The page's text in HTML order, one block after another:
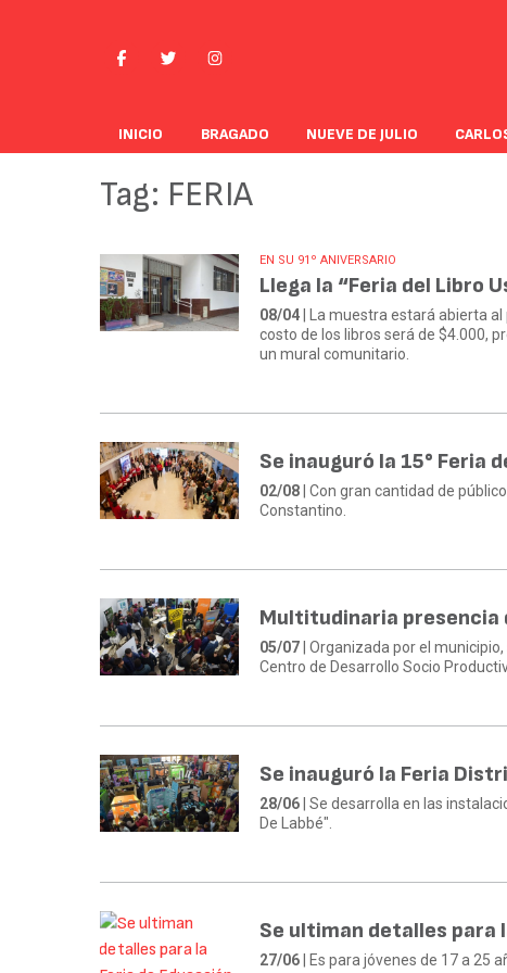
INICIO BRAGADO NUEVE DE JULIO
Tag: FERIA
EN SU 91º ANIVERSARIO
Llega la “Feria del Libro
08/04 | La muestra estará abierta
costo de los libros será de $4.000,
un mural comunitario.
Se inauguró la 15° Feria
02/08 | Con gran cantidad de
Constantino.
Multitudinaria presencia
05/07 | Organizada por el
Centro de Desarrollo Socio
Se inauguró la Feria
28/06 | Se desarrolla en las
De Labbé".
Se ultiman detalles para
27/06 | Es para jóvenes de 17 a 25